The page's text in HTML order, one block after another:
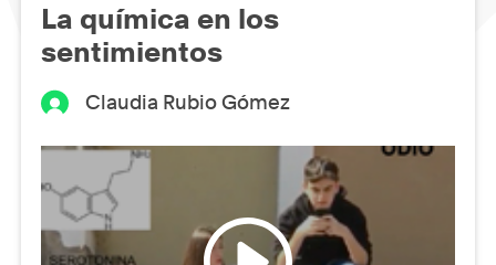
La química en los
sentimientos
Claudia Rubio Gómez